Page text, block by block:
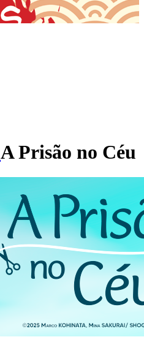
A Prisão no Céu